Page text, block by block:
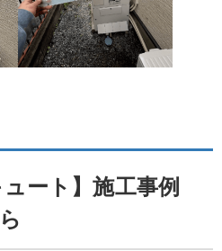
ュート】施工事例